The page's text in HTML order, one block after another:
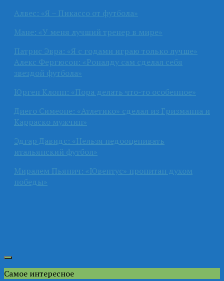
Алвес: «Я – Пикассо от футбола»
Мане: «У меня лучший тренер в мире»
Патрис Эвра: «Я с годами играю только лучше»
Алекс Фергюсон: «Роналду сам сделал себя
звездой футбола»
Юрген Клопп: «Пора делать что-то особенное»
Диего Симеоне: «Атлетико» сделал из Гризманна и
Карраско мужчин»
Эдгар Давидс: «Нельзя недооценивать
итальянский футбол»
Миралем Пьянич: «Ювентус» пропитан духом
победы»
Самое интересное